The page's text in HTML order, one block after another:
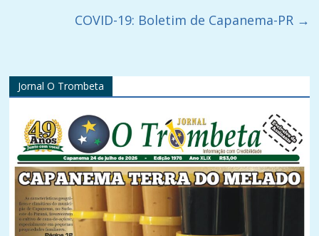
COVID-19: Boletim de Capanema-PR →
Jornal O Trombeta